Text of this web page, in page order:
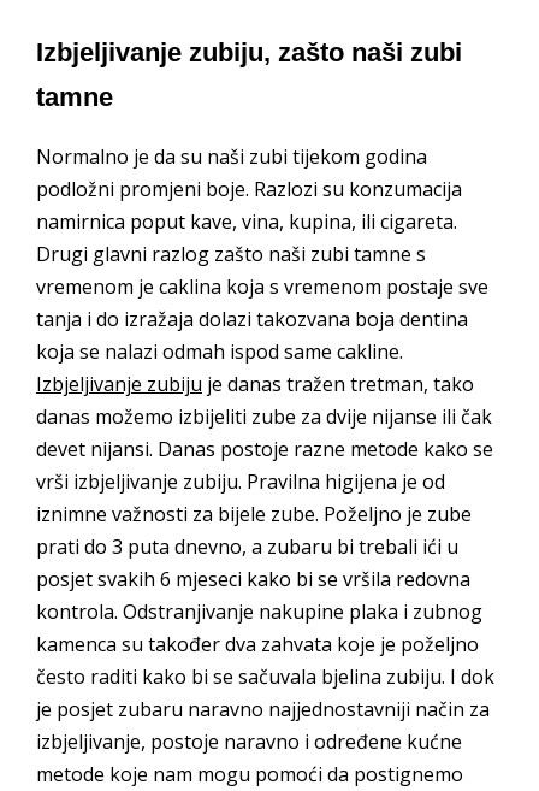
Izbjeljivanje zubiju, zašto naši zubi
tamne
Normalno je da su naši zubi tijekom godina
podložni promjeni boje. Razlozi su konzumacija
namirnica poput kave, vina, kupina, ili cigareta.
Drugi glavni razlog zašto naši zubi tamne s
vremenom je caklina koja s vremenom postaje sve
tanja i do izražaja dolazi takozvana boja dentina
koja se nalazi odmah ispod same cakline.
Izbjeljivanje zubiju je danas tražen tretman, tako
danas možemo izbijeliti zube za dvije nijanse ili čak
devet nijansi. Danas postoje razne metode kako se
vrši izbjeljivanje zubiju. Pravilna higijena je od
iznimne važnosti za bijele zube. Poželjno je zube
prati do 3 puta dnevno, a zubaru bi trebali ići u
posjet svakih 6 mjeseci kako bi se vršila redovna
kontrola. Odstranjivanje nakupine plaka i zubnog
kamenca su također dva zahvata koje je poželjno
često raditi kako bi se sačuvala bjelina zubiju. I dok
je posjet zubaru naravno najjednostavniji način za
izbjeljivanje, postoje naravno i određene kućne
metode koje nam mogu pomoći da postignemo